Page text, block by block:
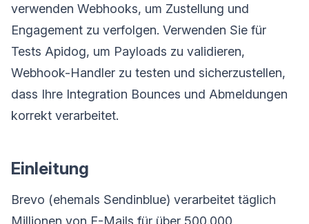
verwenden Webhooks, um Zustellung und
Engagement zu verfolgen. Verwenden Sie für
Tests Apidog, um Payloads zu validieren,
Webhook-Handler zu testen und sicherzustellen,
dass Ihre Integration Bounces und Abmeldungen
korrekt verarbeitet.
Einleitung
Brevo (ehemals Sendinblue) verarbeitet täglich
Millionen von E-Mails für über 500.000